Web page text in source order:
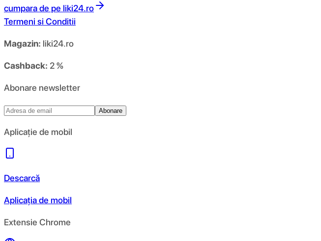
cumpara de pe liki24.ro
Termeni si Conditii
Magazin: liki24.ro
Cashback: 2 %
Abonare newsletter
Abonare
Aplicație de mobil
Descarcă
Aplicația de mobil
Extensie Chrome